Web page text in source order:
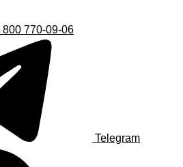
800 770-09-06
Telegram